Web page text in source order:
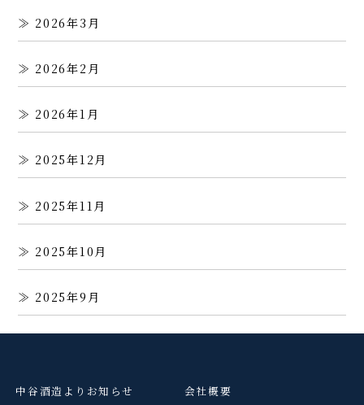
2026年3月
2026年2月
2026年1月
2025年12月
2025年11月
2025年10月
2025年9月
中谷酒造よりお知らせ
会社概要